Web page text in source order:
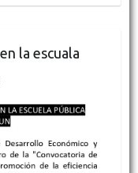
la escuala